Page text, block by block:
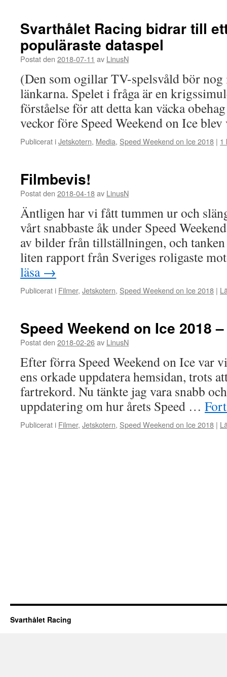
Svarthålet Racing bidrar till
populäraste dataspel
Postat den 2018-07-11 av LinusN
(Den som ogillar TV-spelsvåld bör
länkarna. Spelet i fråga är en
förståelse för att detta kan väcka
veckor före Speed Weekend on Ice
Publicerat iJetskotern, Media, Speed Weekend on Ice 2018 | 1
Filmbevis!
Postat den 2018-04-18av LinusN
Äntligen har vi fått tummen ur och
vårt snabbaste åk under Speed
av bilder från tillställningen, och
liten rapport från Sveriges roligaste
läsa →
Publicerat i Filmer, Jetskotern, Speed Weekend on Ice 2018 |
Speed Weekend on Ice 2018
Postat den 2018-02-26av LinusN
Efter förra Speed Weekend on Ice var
ens orkade uppdatera hemsidan, trots
fartrekord. Nu tänkte jag vara snabb
uppdatering om hur årets Speed …
Publicerat i Filmer, Jetskotern, Speed Weekend on Ice 2018 |
Svarthålet Racing